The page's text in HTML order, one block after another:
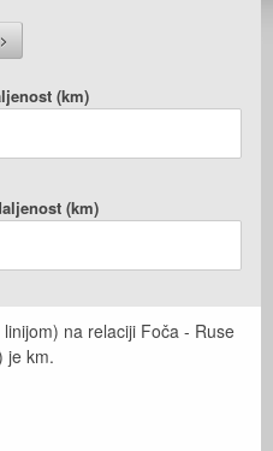
(km)
(km)
na relaciji Foča - Ruse
je km.